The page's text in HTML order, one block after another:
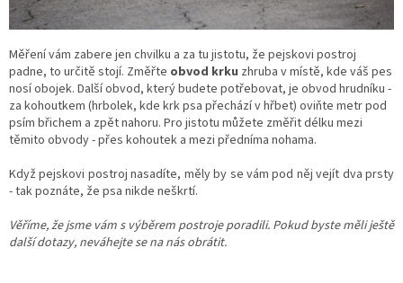
Měření vám zabere jen chvilku a za tu jistotu, že pejskovi postroj
padne, to určitě stojí. Změřte obvod krku zhruba v místě, kde váš pes
nosí obojek. Další obvod, který budete potřebovat, je obvod hrudníku -
za kohoutkem (hrbolek, kde krk psa přechází v hřbet) oviňte metr pod
psím břichem a zpět nahoru. Pro jistotu můžete změřit délku mezi
těmito obvody - přes kohoutek a mezi předníma nohama.
Když pejskovi postroj nasadíte, měly by se vám pod něj vejít dva prsty
- tak poznáte, že psa nikde neškrtí.
Věříme, že jsme vám s výběrem postroje poradili. Pokud byste měli ještě
další dotazy, neváhejte se na nás obrátit.